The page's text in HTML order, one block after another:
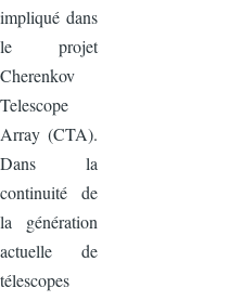
impliqué dans
le projet
Cherenkov
Telescope
Array (CTA).
Dans la
continuité de
la génération
actuelle de
télescopes